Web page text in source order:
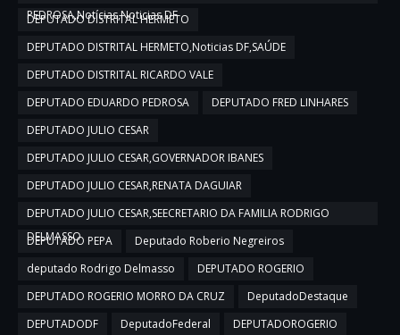
PEDROSA,Notícias,Noticias DF
DEPUTADO DISTRITAL HERMETO
DEPUTADO DISTRITAL HERMETO,Noticias DF,SAÚDE
DEPUTADO DISTRITAL RICARDO VALE
DEPUTADO EDUARDO PEDROSA
DEPUTADO FRED LINHARES
DEPUTADO JULIO CESAR
DEPUTADO JULIO CESAR,GOVERNADOR IBANES
DEPUTADO JULIO CESAR,RENATA DAGUIAR
DEPUTADO JULIO CESAR,SEECRETARIO DA FAMILIA RODRIGO
DELMASSO
DEPUTADO PEPA
Deputado Roberio Negreiros
deputado Rodrigo Delmasso
DEPUTADO ROGERIO
DEPUTADO ROGERIO MORRO DA CRUZ
DeputadoDestaque
DEPUTADODF
DeputadoFederal
DEPUTADOROGERIO